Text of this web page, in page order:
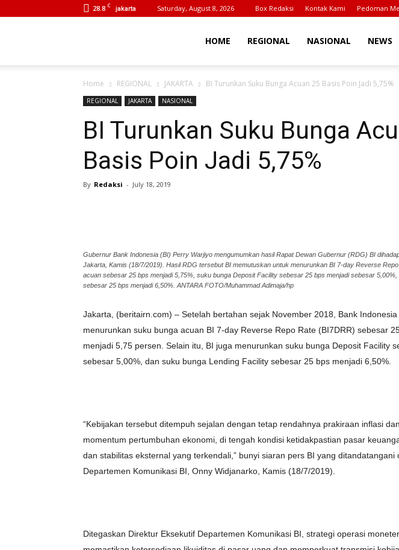
28.8 C jakarta Saturday, August 8, 2026 Box Redaksi Kontak Kami Pedoman
HOME REGIONAL NASIONAL NEWS
Home REGIONAL JAKARTA BI Turunkan Suku Bunga Acuan 25 Basis Poin Jadi 5,75%
REGIONAL JAKARTA NASIONAL
BI Turunkan Suku Bunga
Basis Poin Jadi 5,75%
By Redaksi - July 18, 2019
Gubernur Bank Indonesia (BI) Perry Warjiyo mengumumkan hasil Rapat Dewan Gubernur (RDG) BI
Jakarta, Kamis (18/7/2019). Hasil RDG tersebut BI memutuskan untuk menurunkan BI 7-day Reverse
acuan sebesar 25 bps menjadi 5,75%, suku bunga Deposit Facility sebesar 25 bps menjadi sebesar
sebesar 25 bps menjadi 6,50%. ANTARA FOTO/Muhammad Adimaja/hp
Jakarta, (beritairn.com) – Setelah bertahan sejak November 2018, Bank
menurunkan suku bunga acuan BI 7-day Reverse Repo Rate (BI7DRR) sebesar
menjadi 5,75 persen. Selain itu, BI juga menurunkan suku bunga Deposit Facility
sebesar 5,00%, dan suku bunga Lending Facility sebesar 25 bps menjadi 6,50%.
“Kebijakan tersebut ditempuh sejalan dengan tetap rendahnya prakiraan inflasi
momentum pertumbuhan ekonomi, di tengah kondisi ketidakpastian pasar
dan stabilitas eksternal yang terkendali,” bunyi siaran pers BI yang ditandatangani
Departemen Komunikasi BI, Onny Widjanarko, Kamis (18/7/2019).
Ditegaskan Direktur Eksekutif Departemen Komunikasi BI, strategi operasi